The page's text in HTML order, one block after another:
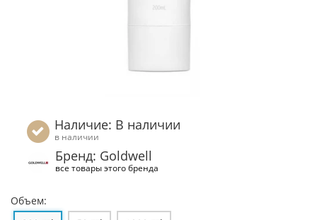
Наличие: В наличии
в наличии
Бренд: Goldwell
все товары этого бренда
Объем: